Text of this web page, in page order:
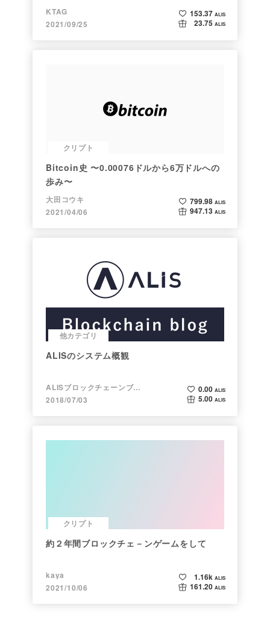
～
KTAG
2021/09/25
153.37 ALIS
23.75 ALIS
クリプト
Bitcoin史 〜0.00076ドルから6万ドルへの
歩み〜
大田コウキ
2021/04/06
799.98 ALIS
947.13 ALIS
他カテゴリ
ALISのシステム概観
ALISブロックチェーンブログ
2018/07/03
0.00 ALIS
5.00 ALIS
クリプト
約２年間ブロックチェ－ンゲームをして
kaya
2021/10/06
1.16k ALIS
161.20 ALIS